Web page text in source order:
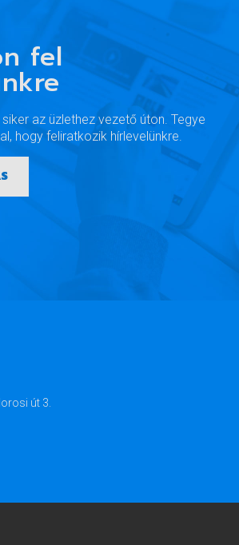
fel
az üzlethez vezető úton. Tegye
hogy feliratkozik hírlevelünkre.
út 3.